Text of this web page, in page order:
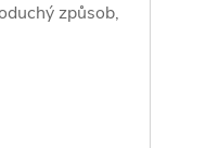
způsob,